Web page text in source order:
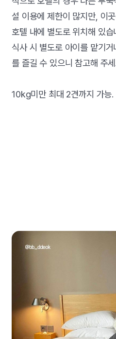
설 이용에 제한이 많지만, 이
호텔 내에 별도로 위치해 있습
식사 시 별도로 아이를 맡기
를 즐길 수 있으니 참고해 주
10kg미만 최대 2견까지 가능.